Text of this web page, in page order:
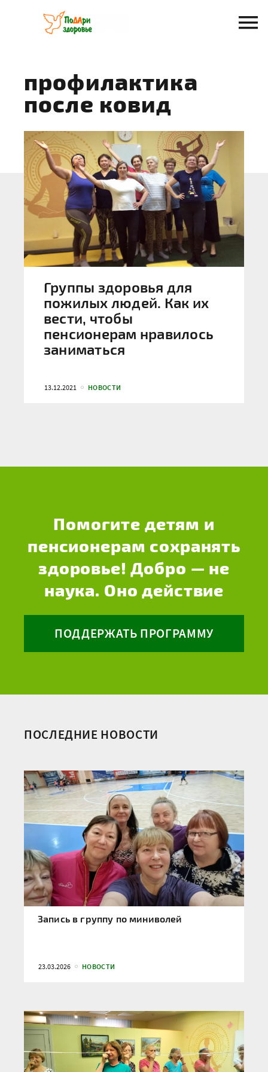
содержанию
профилактика
после ковид
Группы здоровья для
пожилых людей. Как их
вести, чтобы
пенсионерам нравилось
заниматься
13.12.2021 НОВОСТИ
Помогите детям и
пенсионерам сохранять
здоровье! Добро — не
наука. Оно действие
ПОДДЕРЖАТЬ ПРОГРАММУ
ПОСЛЕДНИЕ НОВОСТИ
Запись в группу по миниволей
23.03.2026 НОВОСТИ